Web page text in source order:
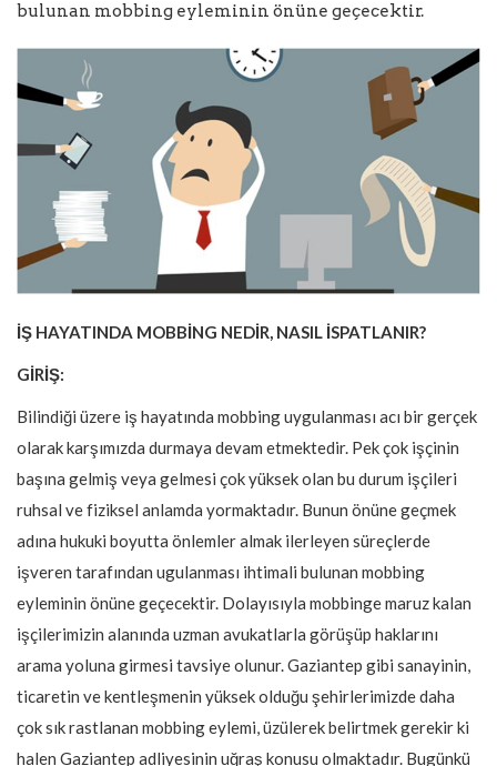
İletişim
bulunan mobbing eyleminin önüne geçecektir.
İŞ HAYATINDA MOBBİNG NEDİR, NASIL İSPATLANIR?
GİRİŞ:
Bilindiği üzere iş hayatında mobbing uygulanması acı bir gerçek
olarak karşımızda durmaya devam etmektedir. Pek çok işçinin
başına gelmiş veya gelmesi çok yüksek olan bu durum işçileri
ruhsal ve fiziksel anlamda yormaktadır. Bunun önüne geçmek
adına hukuki boyutta önlemler almak ilerleyen süreçlerde
işveren tarafından ugulanması ihtimali bulunan mobbing
eyleminin önüne geçecektir. Dolayısıyla mobbinge maruz kalan
işçilerimizin alanında uzman avukatlarla görüşüp haklarını
arama yoluna girmesi tavsiye olunur. Gaziantep gibi sanayinin,
ticaretin ve kentleşmenin yüksek olduğu şehirlerimizde daha
çok sık rastlanan mobbing eylemi, üzülerek belirtmek gerekir ki
halen Gaziantep adliyesinin uğraş konusu olmaktadır. Bugünkü